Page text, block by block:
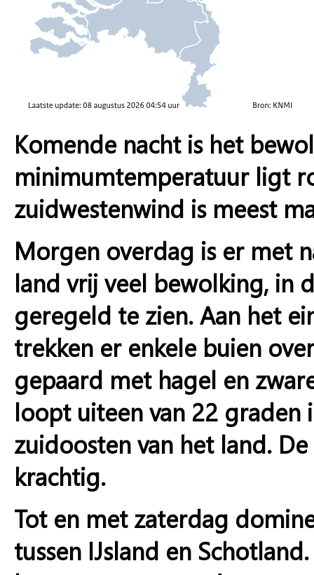
Komende nacht is het
minimumtemperatuur ligt
zuidwestenwind is meest
Morgen overdag is er met
land vrij veel bewolking, in
geregeld te zien. Aan het
trekken er enkele buien
gepaard met hagel en
loopt uiteen van 22
zuidoosten van het land.
krachtig.
Tot en met zaterdag
tussen IJsland en